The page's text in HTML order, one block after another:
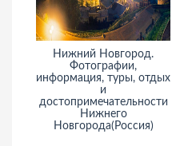
Нижний Новгород.
Фотографии,
информация, туры, отдых
и
достопримечательности
Нижнего
Новгорода(Россия)